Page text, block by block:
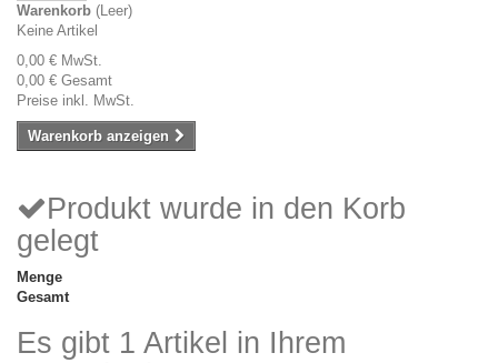
Warenkorb (Leer)
Keine Artikel
0,00 € MwSt.
0,00 € Gesamt
Preise inkl. MwSt.
Warenkorb anzeigen
Produkt wurde in den Korb
gelegt
Menge
Gesamt
Es gibt 1 Artikel in Ihrem